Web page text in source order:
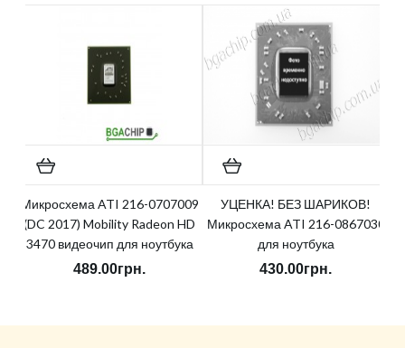
Микросхема ATI 216-0707009
(DC 2017) Mobility Radeon HD
3470 видеочип для ноутбука
489.00грн.
УЦЕНКА! БЕЗ ШАРИКОВ!
Микросхема ATI 216-0867030
для ноутбука
430.00грн.